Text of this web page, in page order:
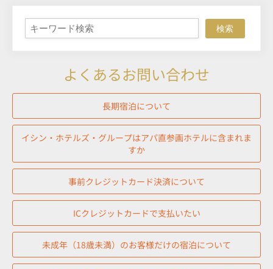
検索
よくあるお問い合わせ
長期宿泊について
イシン・ホテルズ・グループはアパ直参画ホテルに含まれま
すか
事前クレジットカード決済について
ICクレジットカードで支払いたい
未成年（18歳未満）のお客様だけの宿泊について